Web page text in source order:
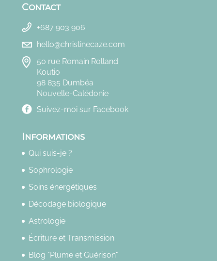
Contact
+687 903 906
hello@christinecaze.com
50 rue Romain Rolland
Koutio
98 835 Dumbéa
Nouvelle-Calédonie
Suivez-moi sur Facebook
Informations
Qui suis-je ?
Sophrologie
Soins énergétiques
Décodage biologique
Astrologie
Écriture et Transmission
Blog "Plume et Guérison"